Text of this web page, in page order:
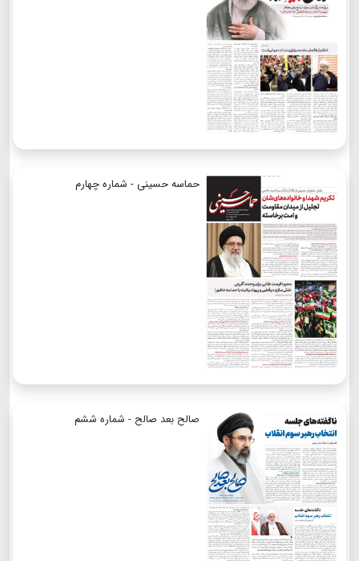
حماسه حسینی - شماره چهارم
صالح بعد صالح - شماره ششم